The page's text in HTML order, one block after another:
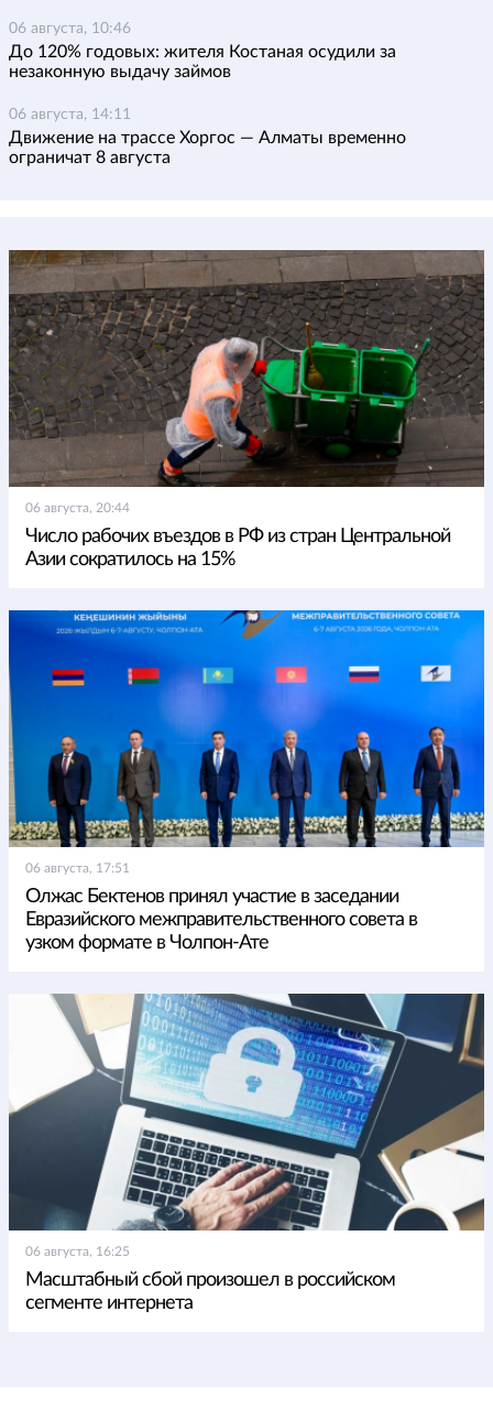
06 августа, 10:46
До 120% годовых: жителя Костаная осудили за
незаконную выдачу займов
06 августа, 14:11
Движение на трассе Хоргос — Алматы временно
ограничат 8 августа
06 августа, 20:44
Число рабочих въездов в РФ из стран Центральной
Азии сократилось на 15%
06 августа, 17:51
Олжас Бектенов принял участие в заседании
Евразийского межправительственного совета в
узком формате в Чолпон-Ате
06 августа, 16:25
Масштабный сбой произошел в российском
сегменте интернета